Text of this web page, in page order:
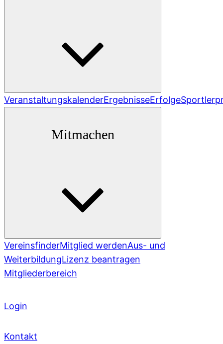
VeranstaltungskalenderErgebnisseErfolge
Mitmachen
VereinsfinderMitglied werdenAus- und
WeiterbildungLizenz beantragen
Mitgliederbereich
Login
Kontakt